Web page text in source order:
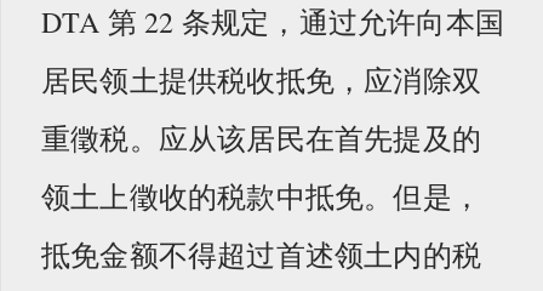
DTA 第 22 条规定，通过允许向本国
居民领土提供税收抵免，应消除双
重徵税。应从该居民在首先提及的
领土上徵收的税款中抵免。但是，
抵免金额不得超过首述领土内的税